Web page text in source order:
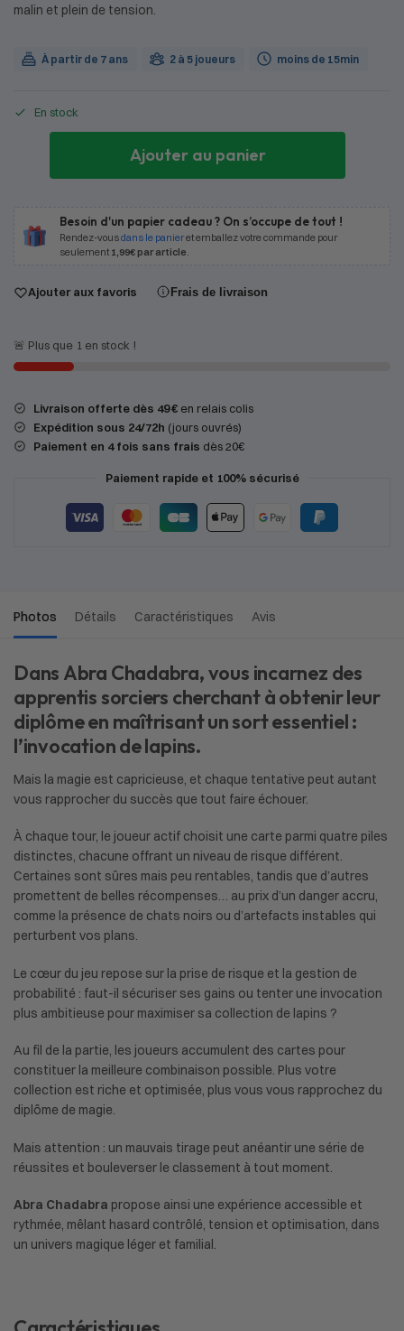
malin et plein de tension.
À partir de 7 ans 2 à 5 joueurs moins de 15min
En stock
Ajouter au panier
Besoin d'un papier cadeau ? On s’occupe de tout !
Rendez-vousdans le panieret emballez votre commande pour
seulement 1,99€ par article.
Ajouter aux favoris Frais de livraison
🚨 Plus que 1 en stock !
Livraison offerte dès 49 € en relais colis
Expédition sous 24/72h (jours ouvrés)
Paiement en 4 fois sans frais dès 20€
Paiement rapide et 100% sécurisé
Photos Détails Caractéristiques Avis
Dans Abra Chadabra, vous incarnez des
apprentis sorciers cherchant à obtenir leur
diplôme en maîtrisant un sort essentiel :
l’invocation de lapins.
Mais la magie est capricieuse, et chaque tentative peut autant
vous rapprocher du succès que tout faire échouer.
À chaque tour, le joueur actif choisit une carte parmi quatre piles
distinctes, chacune offrant un niveau de risque différent.
Certaines sont sûres mais peu rentables, tandis que d’autres
promettent de belles récompenses… au prix d’un danger accru,
comme la présence de chats noirs ou d’artefacts instables qui
perturbent vos plans.
Le cœur du jeu repose sur la prise de risque et la gestion de
probabilité : faut-il sécuriser ses gains ou tenter une invocation
plus ambitieuse pour maximiser sa collection de lapins ?
Au fil de la partie, les joueurs accumulent des cartes pour
constituer la meilleure combinaison possible. Plus votre
collection est riche et optimisée, plus vous vous rapprochez du
diplôme de magie.
Mais attention : un mauvais tirage peut anéantir une série de
réussites et bouleverser le classement à tout moment.
Abra Chadabra propose ainsi une expérience accessible et
rythmée, mêlant hasard contrôlé, tension et optimisation, dans
un univers magique léger et familial.